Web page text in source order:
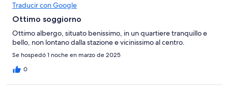
Traducir con Google
Ottimo soggiorno
Ottimo albergo, situato benissimo, in un quartiere tranquillo e
bello, non lontano dalla stazione e vicinissimo al centro.
Se hospedó 1 noche en marzo de 2025
0